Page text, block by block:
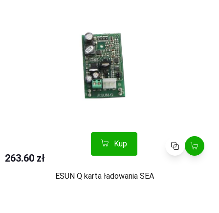
Kup Porównaj
263.60 zł
ESUN Q karta ładowania SEA